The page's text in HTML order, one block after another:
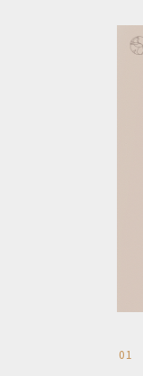
01